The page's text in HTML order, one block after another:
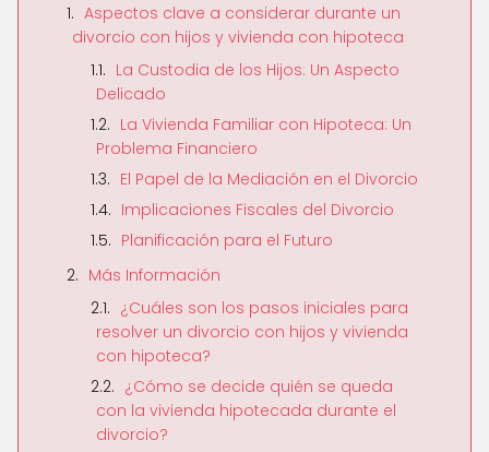
Aspectos clave a considerar durante un
divorcio con hijos y vivienda con hipoteca
La Custodia de los Hijos: Un Aspecto
Delicado
La Vivienda Familiar con Hipoteca: Un
Problema Financiero
El Papel de la Mediación en el Divorcio
Implicaciones Fiscales del Divorcio
Planificación para el Futuro
Más Información
¿Cuáles son los pasos iniciales para
resolver un divorcio con hijos y vivienda
con hipoteca?
¿Cómo se decide quién se queda
con la vivienda hipotecada durante el
divorcio?